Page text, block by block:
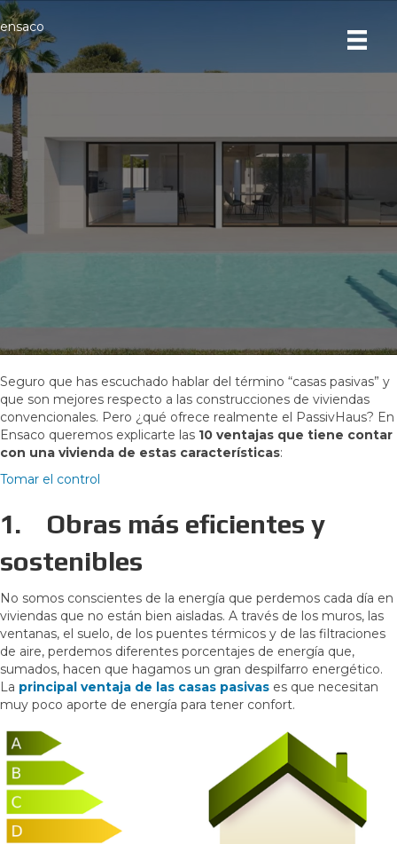
ensaco
10 ventajas de una vivienda
Seguro que has escuchado hablar del término “casas pasivas” y
que son mejores respecto a las construcciones de viviendas
convencionales. Pero ¿qué ofrece realmente el PassivHaus? En
Ensaco queremos explicarte las 10 ventajas que tiene contar
con una vivienda de estas características:
Tomar el control
1. Obras más eficientes y
sostenibles
No somos conscientes de la energía que perdemos cada día en
viviendas que no están bien aisladas. A través de los muros, las
ventanas, el suelo, de los puentes térmicos y de las filtraciones
de aire, perdemos diferentes porcentajes de energía que,
sumados, hacen que hagamos un gran despilfarro energético.
La principal ventaja de las casas pasivas es que necesitan
muy poco aporte de energía para tener confort.